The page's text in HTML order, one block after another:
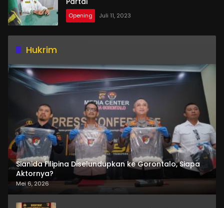
Opening Juli 11, 2023
Hukrim
Sianida Filipina Diselundupkan ke Gorontalo, Siapa
Aktornya?
Mei 6, 2026